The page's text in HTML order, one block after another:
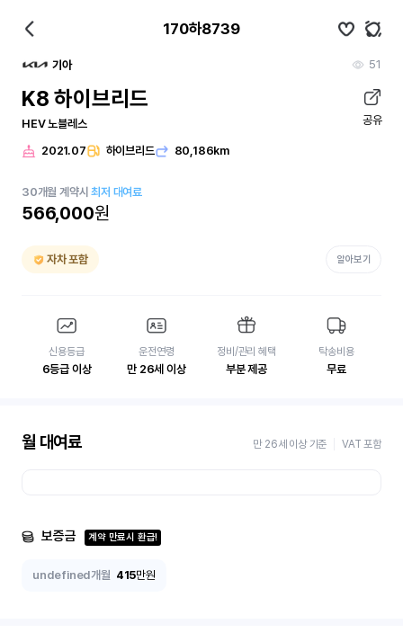
170하8739
기아 51
K8 하이브리드
HEV 노블레스 공유
2021.07 하이브리드 80,186km
30개월 계약시최저 대여료
566,000원
자차 포함 알아보기
신용등급
6등급 이상
운전연령
만 26세 이상
정비/관리 혜택
부분 제공
탁송비용
무료
월 대여료 만 26세 이상 기준 VAT 포함
보증금 계약 만료시 환급!
undefined개월 415만원